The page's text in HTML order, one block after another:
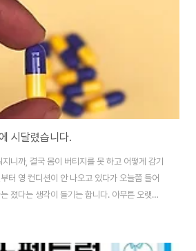
시달렸습니다.
니까, 결국 몸이 버티지를 못 하고 어떻게 감기
터 영 컨디션이 안 나오고 있다가 오늘쯤 들어
졌다는 생각이 들기는 합니다. 아무튼 오랫만
다.결국 마운자로 처방받고, 이후에 추가로 더
튼 몸이 워낙에 좋지 않으니, 어떻게 운동이고 뭐